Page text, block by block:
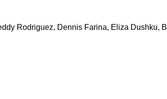
Rodriguez, Dennis Farina, Eliza Dushku,